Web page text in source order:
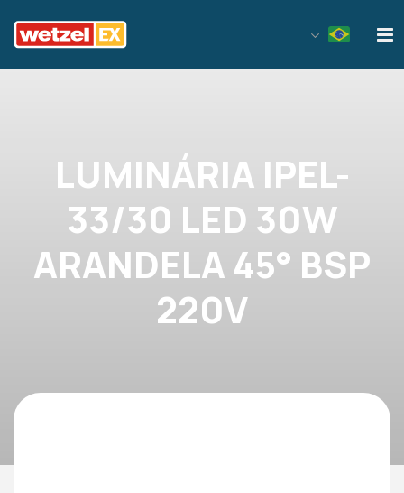
LUMINÁRIA IPEL-
33/30 LED 30W
ARANDELA 45° BSP
220V